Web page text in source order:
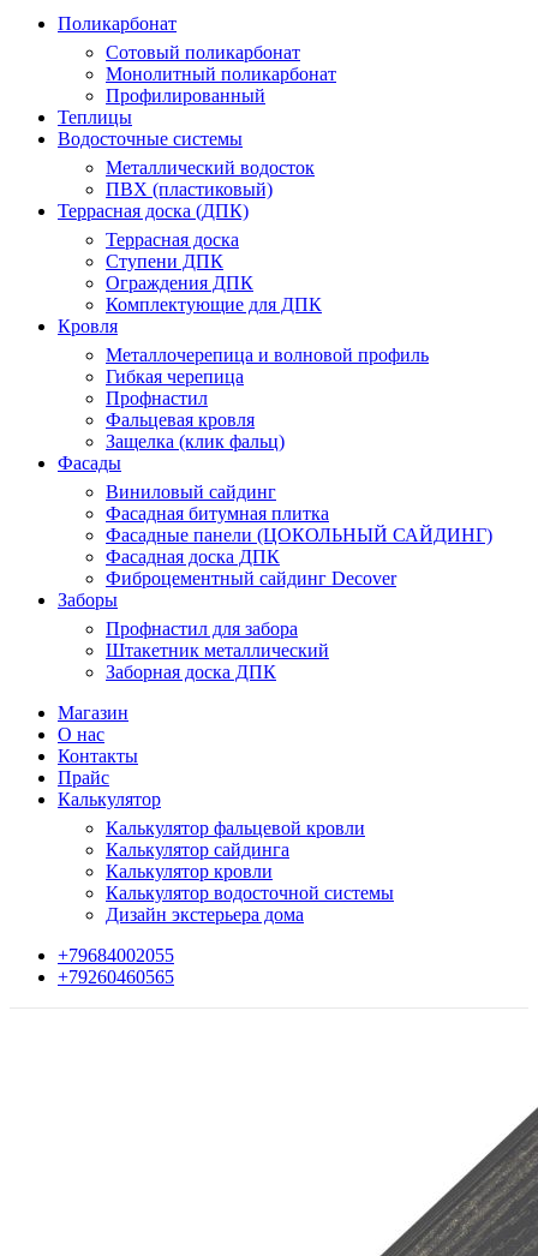
Поликарбонат
Сотовый поликарбонат
Монолитный поликарбонат
Профилированный
Теплицы
Водосточные системы
Металлический водосток
ПВХ (пластиковый)
Террасная доска (ДПК)
Террасная доска
Ступени ДПК
Ограждения ДПК
Комплектующие для ДПК
Кровля
Металлочерепица и волновой профиль
Гибкая черепица
Профнастил
Фальцевая кровля
Защелка (клик фальц)
Фасады
Виниловый сайдинг
Фасадная битумная плитка
Фасадные панели (ЦОКОЛЬНЫЙ САЙДИНГ)
Фасадная доска ДПК
Фиброцементный сайдинг Decover
Заборы
Профнастил для забора
Штакетник металлический
Заборная доска ДПК
Магазин
О нас
Контакты
Прайс
Калькулятор
Калькулятор фальцевой кровли
Калькулятор сайдинга
Калькулятор кровли
Калькулятор водосточной системы
Дизайн экстерьера дома
+79684002055
+79260460565